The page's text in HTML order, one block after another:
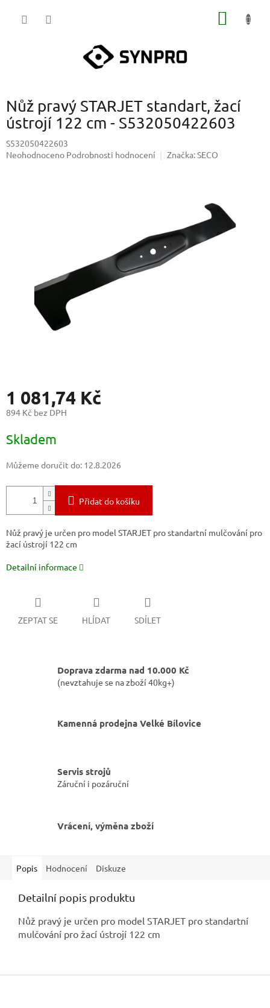
Nůž pravý STARJET standart, žací
ústrojí 122 cm - S532050422603
S532050422603
Průměrné
Neohodnoceno Podrobnosti hodnocení Značka:SECO
1 081,74 Kč
894 Kč bez DPH
cena:
Skladem
Můžeme doručit do: 12.8.2026
Přidat do košíku
Nůž pravý je určen pro model STARJET pro standartní mulčování pro
žací ústrojí 122 cm
Detailní informace
ZEPTAT SE HLÍDAT SDÍLET
Doprava zdarma nad 10.000 Kč
(nevztahuje se na zboží 40kg+)
Kamenná prodejna Velké Bílovice
Servis strojů
Záruční i pozáruční
Vrácení, výměna zboží
Popis Hodnocení Diskuze
Detailní popis produktu
Nůž pravý je určen pro model STARJET pro standartní
mulčování pro žací ústrojí 122 cm
Z